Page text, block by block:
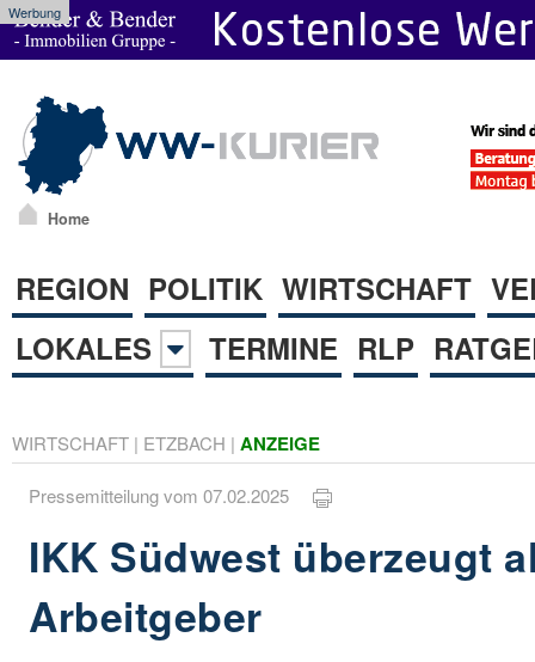
Werbung
Home
REGION POLITIK WIRTSCHAFT
LOKALES
TERMINE RLP
WIRTSCHAFT | ETZBACH | ANZEIGE
Pressemitteilung vom 07.02.2025
IKK Südwest überzeugt
Arbeitgeber